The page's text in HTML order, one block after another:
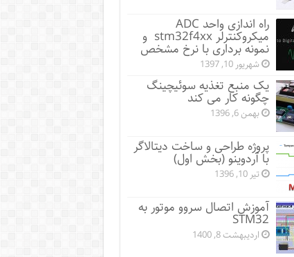
راه اندازی واحد ADC
میکروکنترلر stm32f4xx و
نمونه برداری با نرخ مشخص
شهریور 10, 1397
یک منبع تغذیه سوئیچینگ
چگونه کار می کند
بهمن 6, 1396
پروژه طراحی و ساخت دیتالاگر
با آردوینو (بخش اول)
تیر 10, 1396
آموزش اتصال سروو موتور به
STM32
اردیبهشت 8, 1400